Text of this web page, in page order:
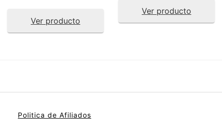
Ver producto
Ver producto
Politica de Afiliados